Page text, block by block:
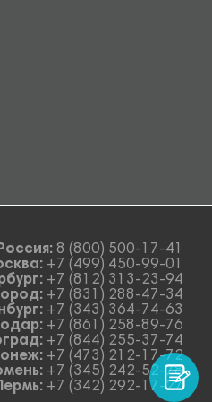
8 (800) 500-17-41
+7 (499) 450-99-01
+7 (812) 313-23-94
+7 (831) 288-47-34
+7 (343) 364-74-63
+7 (861) 258-89-76
+7 (844) 255-37-74
+7 (473) 212-17-72
+7 (345) 242-52-78
+7 (342) 292-17-27